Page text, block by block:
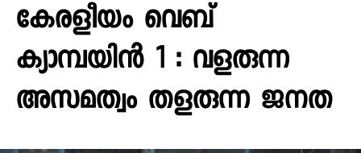
കേരളീയം വെബ്
ക്യാമ്പയിൻ 1 : വളരുന്ന
അസമത്വം തളരുന്ന ജനത